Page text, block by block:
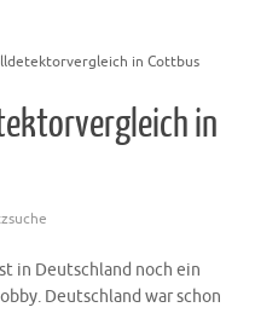
in Cottbus
in
in Deutschland noch ein
Deutschland war schon